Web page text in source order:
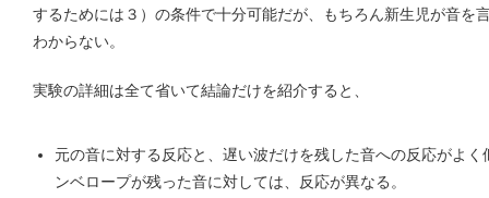
するためには３）の条件で十分可能だが、もちろん新生児が音を
わからない。
実験の詳細は全て省いて結論だけを紹介すると、
元の音に対する反応と、遅い波だけを残した音への反応がよ
ンベロープが残った音に対しては、反応が異なる。